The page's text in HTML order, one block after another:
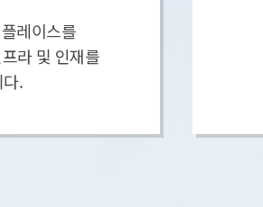
레이스를
라 및 인재를
.